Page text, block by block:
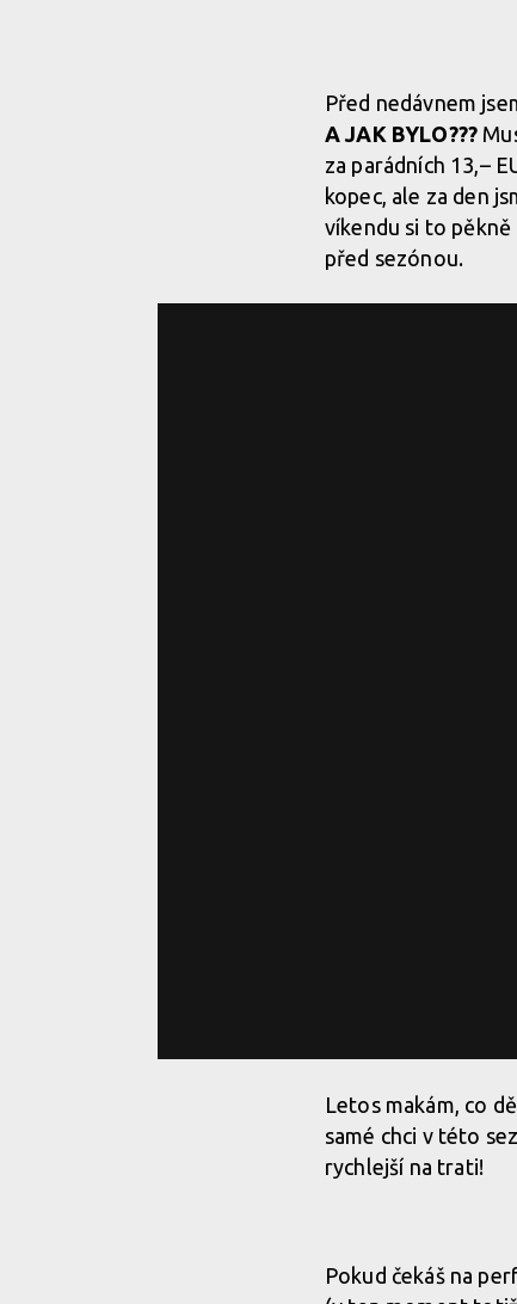
Před nedávnem
A JAK BYLO???
za parádních 13,–
kopec, ale za den
víkendu si to
před sezónou.
Letos makám, co
samé chci v této
rychlejší na trati!
Pokud čekáš na